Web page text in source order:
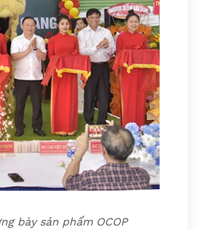
bày sản phẩm OCOP